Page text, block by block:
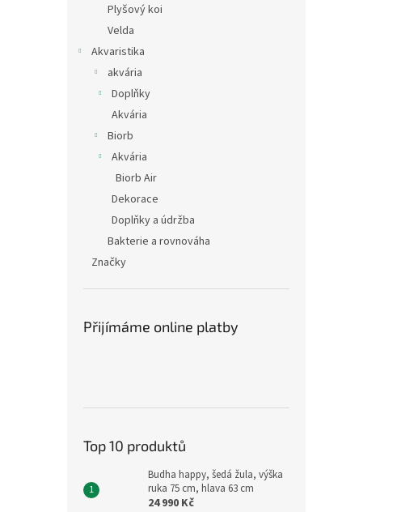
Plyšový koi
Velda
Akvaristika
akvária
Doplňky
Akvária
Biorb
Akvária
Biorb Air
Dekorace
Doplňky a údržba
Bakterie a rovnováha
Značky
Přijímáme online platby
Top 10 produktů
Budha happy, šedá žula, výška
ruka 75 cm, hlava 63 cm
24 990 Kč